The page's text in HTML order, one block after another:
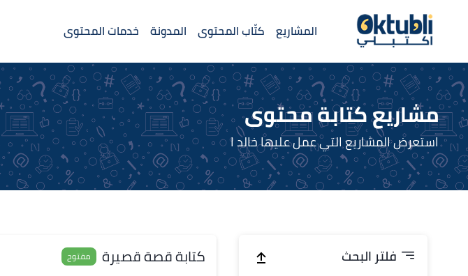
المشاريع كتّاب المحتوى المدونة خدمات المحتوى
مشاريع كتابة محتوى
استعرض المشاريع التي عمل عليها خالد ا
فلتر البحث كتابة قصة قصيرة مفتوح